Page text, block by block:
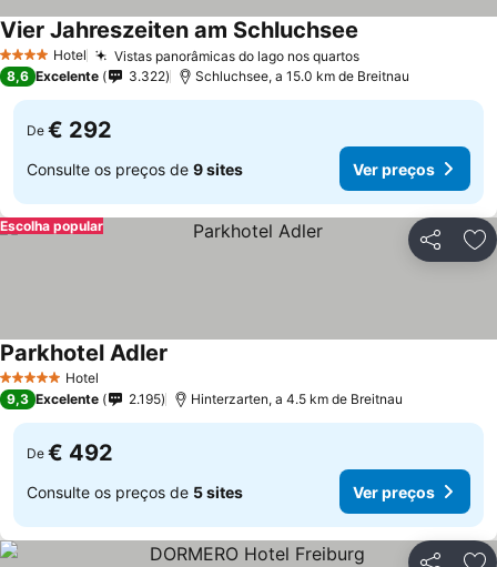
4 EstrelasHotel Vistas panorâmicas do lago nos quartos
Vier Jahreszeiten am Schluchsee
8,6 Excelente 3.322 Schluchsee, a 15.0 km de Breitnau
De € 292
Consulte os preços de 9 sites Ver preços
Partilhar
Escolha popular
5 Estrelas Hotel
Parkhotel Adler
9,3 Excelente 2.195 Hinterzarten, a 4.5 km de Breitnau
De € 492
Consulte os preços de 5 sites Ver preços